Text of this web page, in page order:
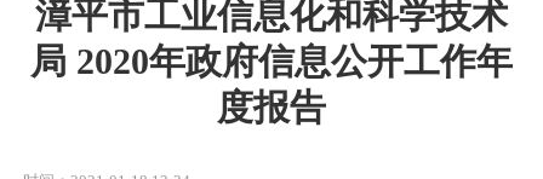
漳平市工业信息化和科学技术
局 2020年政府信息公开工作年
度报告